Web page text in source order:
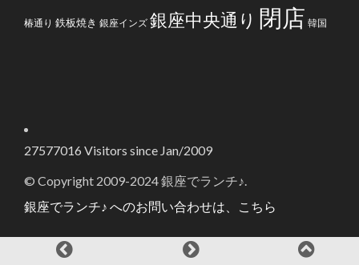
椿通り 鉄板焼き 銀座インズ 銀座中央通り 閉店 韓国
27577016 Visitors since Jan/2009
© Copyright 2009-2024 銀座でランチ♪.
銀座でランチ♪ へのお問い合わせは、こちら